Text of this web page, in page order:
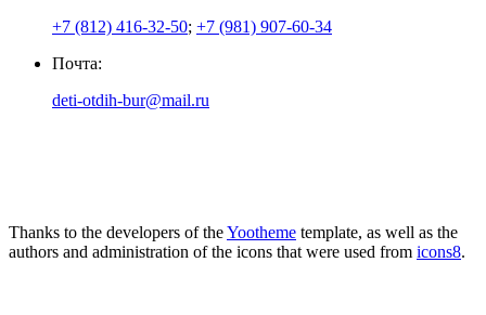
+7 (812) 416-32-50; +7 (981) 907-60-34
Почта:
deti-otdih-bur@mail.ru
Thanks to the developers of theYootheme template, as well as the
authors and administration of the icons that were used from icons8.